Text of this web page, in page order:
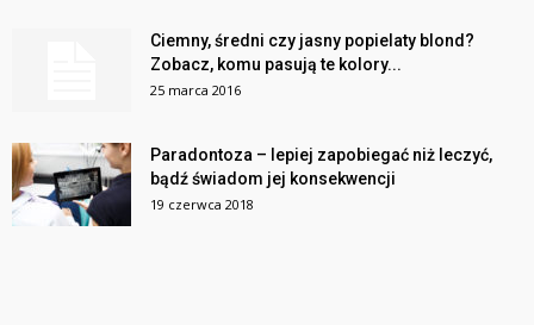
Ciemny, średni czy jasny popielaty blond?
Zobacz, komu pasują te kolory...
25 marca 2016
Paradontoza – lepiej zapobiegać niż leczyć,
bądź świadom jej konsekwencji
19 czerwca 2018